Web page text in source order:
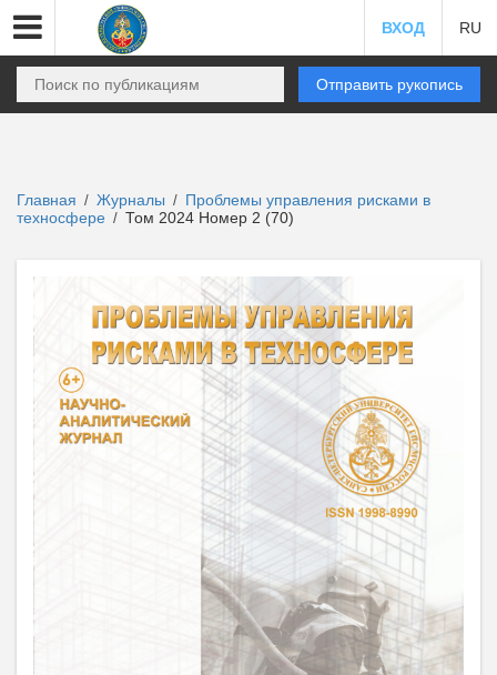
ВХОД RU
Отправить рукопись
Главная / Журналы / Проблемы управления рисками в
техносфере / Том 2024 Номер 2 (70)